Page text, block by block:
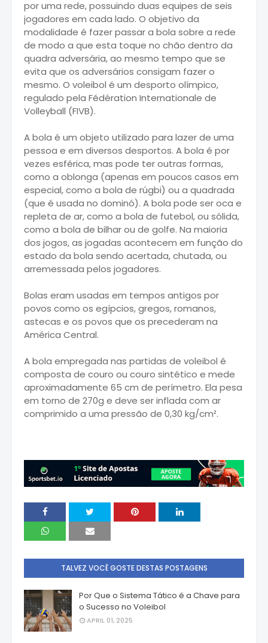
por uma rede, possuindo duas equipes de seis
jogadores em cada lado. O objetivo da
modalidade é fazer passar a bola sobre a rede
de modo a que esta toque no chão dentro da
quadra adversária, ao mesmo tempo que se
evita que os adversários consigam fazer o
mesmo. O voleibol é um desporto olímpico,
regulado pela Fédération Internationale de
Volleyball (FIVB).
A bola é um objeto utilizado para lazer de uma
pessoa e em diversos desportos. A bola é por
vezes esférica, mas pode ter outras formas,
como a oblonga (apenas em poucos casos em
especial, como a bola de rúgbi) ou a quadrada
(que é usada no dominó). A bola pode ser oca e
repleta de ar, como a bola de futebol, ou sólida,
como a bola de bilhar ou de golfe. Na maioria
dos jogos, as jogadas acontecem em função do
estado da bola sendo acertada, chutada, ou
arremessada pelos jogadores.
Bolas eram usadas em tempos antigos por
povos como os egípcios, gregos, romanos,
astecas e os povos que os precederam na
América Central.
A bola empregada nas partidas de voleibol é
composta de couro ou couro sintético e mede
aproximadamente 65 cm de perímetro. Ela pesa
em torno de 270g e deve ser inflada com ar
comprimido a uma pressão de 0,30 kg/cm².
TALVEZ VOCÊ GOSTE DESTAS POSTAGENS
Por Que o Sistema Tático é a Chave para
o Sucesso no Voleibol
APRIL 01, 2025